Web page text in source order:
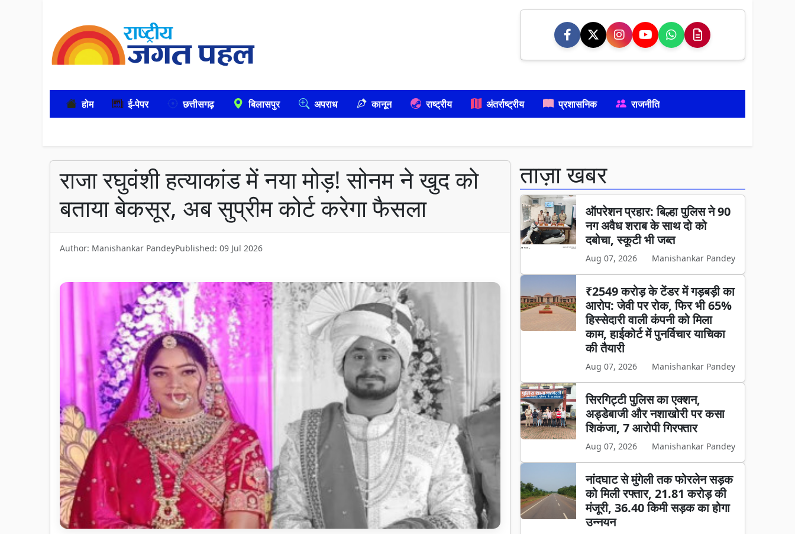
होम ई-पेपर छत्तीसगढ़ बिलासपुर अपराध कानून राष्ट्रीय अंतर्राष्ट्रीय प्रशासनिक राजनीति
राजा रघुवंशी हत्याकांड में नया मोड़! सोनम ने खुद को
बताया बेकसूर, अब सुप्रीम कोर्ट करेगा फैसला
Author: Manishankar PandeyPublished: 09 Jul 2026
ताज़ा खबर
ऑपरेशन प्रहार: बिल्हा पुलिस ने 90
नग अवैध शराब के साथ दो को
दबोचा, स्कूटी भी जब्त
Aug 07, 2026 Manishankar Pandey
₹2549 करोड़ के टेंडर में गड़बड़ी का
आरोप: जेवी पर रोक, फिर भी 65%
हिस्सेदारी वाली कंपनी को मिला
काम, हाईकोर्ट में पुनर्विचार याचिका
की तैयारी
Aug 07, 2026 Manishankar Pandey
सिरगिट्टी पुलिस का एक्शन,
अड्डेबाजी और नशाखोरी पर कसा
शिकंजा, 7 आरोपी गिरफ्तार
Aug 07, 2026 Manishankar Pandey
नांदघाट से मुंगेली तक फोरलेन सड़क
को मिली रफ्तार, 21.81 करोड़ की
मंजूरी, 36.40 किमी सड़क का होगा
उन्नयन